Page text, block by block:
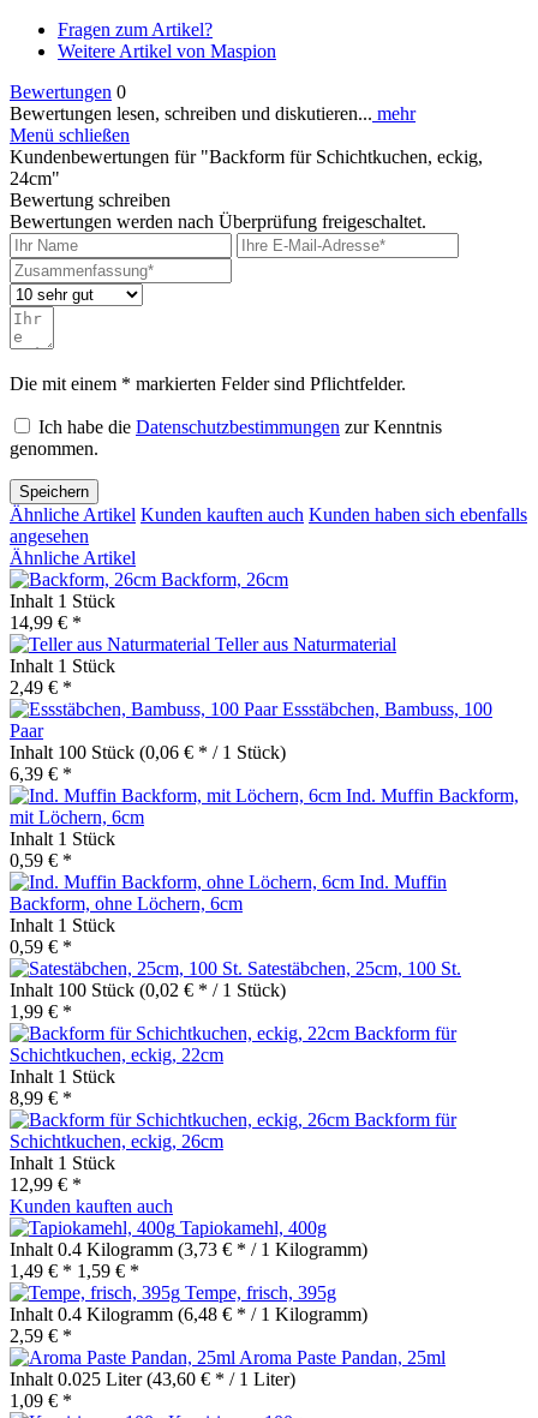
Fragen zum Artikel?
Weitere Artikel von Maspion
Bewertungen 0
Bewertungen lesen, schreiben und diskutieren... mehr
Menü schließen
Kundenbewertungen für "Backform für Schichtkuchen, eckig,
24cm"
Bewertung schreiben
Bewertungen werden nach Überprüfung freigeschaltet.
Die mit einem * markierten Felder sind Pflichtfelder.
Ich habe die Datenschutzbestimmungen zur Kenntnis
genommen.
Speichern
Ähnliche Artikel Kunden kauften auch Kunden haben sich ebenfalls
angesehen
Ähnliche Artikel
Backform, 26cm
Inhalt 1 Stück
14,99 € *
Teller aus Naturmaterial
Inhalt 1 Stück
2,49 € *
Essstäbchen, Bambuss, 100
Paar
Inhalt 100 Stück (0,06 € * / 1 Stück)
6,39 € *
Ind. Muffin Backform,
mit Löchern, 6cm
Inhalt 1 Stück
0,59 € *
Ind. Muffin
Backform, ohne Löchern, 6cm
Inhalt 1 Stück
0,59 € *
Satestäbchen, 25cm, 100 St.
Inhalt 100 Stück (0,02 € * / 1 Stück)
1,99 € *
Backform für
Schichtkuchen, eckig, 22cm
Inhalt 1 Stück
8,99 € *
Backform für
Schichtkuchen, eckig, 26cm
Inhalt 1 Stück
12,99 € *
Kunden kauften auch
Tapiokamehl, 400g
Inhalt 0.4 Kilogramm (3,73 € * / 1 Kilogramm)
1,49 € * 1,59 € *
Tempe, frisch, 395g
Inhalt 0.4 Kilogramm (6,48 € * / 1 Kilogramm)
2,59 € *
Aroma Paste Pandan, 25ml
Inhalt 0.025 Liter(43,60 € * / 1 Liter)
1,09 € *